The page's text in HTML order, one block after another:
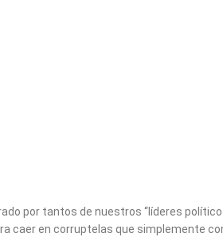
por tantos de nuestros “líderes
caer en corruptelas que simplemente